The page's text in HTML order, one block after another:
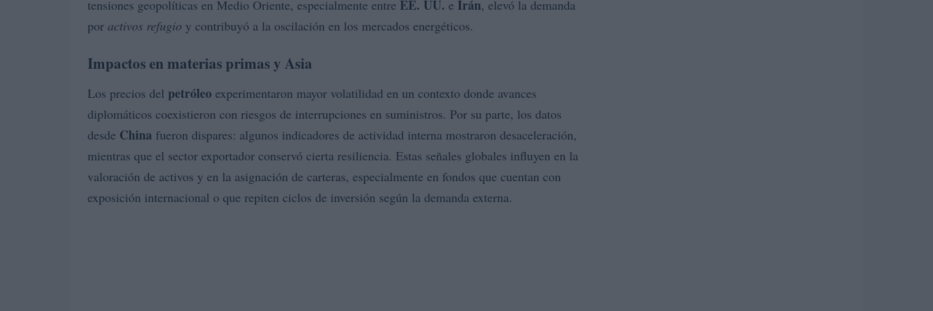
tensiones geopolíticas en Medio Oriente, especialmente entre EE. UU. e Irán, elevó la demanda
por activos refugio y contribuyó a la oscilación en los mercados energéticos.
Impactos en materias primas y Asia
Los precios del petróleo experimentaron mayor volatilidad en un contexto donde avances
diplomáticos coexistieron con riesgos de interrupciones en suministros. Por su parte, los datos
desde China fueron dispares: algunos indicadores de actividad interna mostraron desaceleración,
mientras que el sector exportador conservó cierta resiliencia. Estas señales globales influyen en la
valoración de activos y en la asignación de carteras, especialmente en fondos que cuentan con
exposición internacional o que repiten ciclos de inversión según la demanda externa.